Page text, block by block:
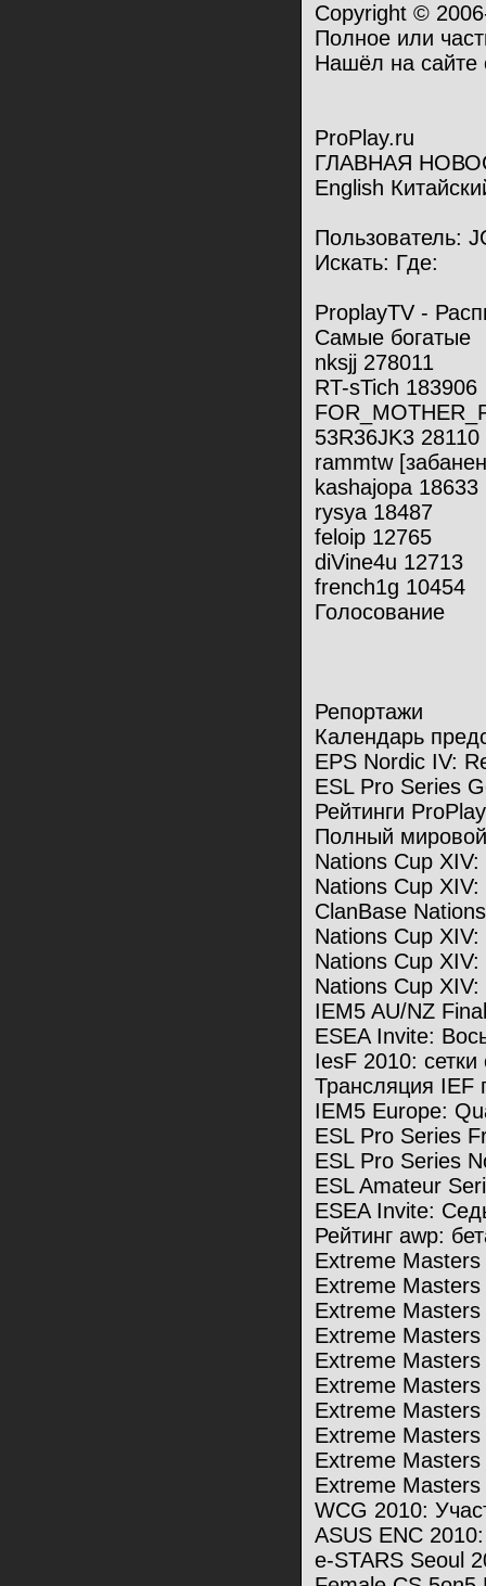
Copyright ©
Полное или
Нашёл на сайте
ProPlay.ru
ГЛАВНАЯ
English
Пользователь:
Искать: Где:
ProplayTV -
Самые богатые
nksjj 278011
RT-sTich 183906
53R36JK3 28110
rammtw
kashajopa 18633
rysya 18487
feloip 12765
diVine4u 12713
french1g 10454
Голосование
Репортажи
Календарь
EPS Nordic IV:
ESL Pro Series
Рейтинги
Полный
Nations Cup
Nations Cup
ClanBase
Nations Cup XIV:
Nations Cup
Nations Cup
IEM5 AU/NZ
ESEA Invite:
IesF 2010: сетки
Трансляция IEF
IEM5 Europe:
ESL Pro Series
ESL Pro Series
ESL Amateur
ESEA Invite:
Рейтинг awp:
Extreme
Extreme
Extreme
Extreme
Extreme
Extreme
Extreme
Extreme
Extreme
Extreme
WCG 2010:
ASUS ENC
e-STARS Seoul